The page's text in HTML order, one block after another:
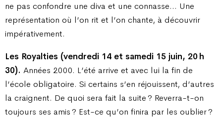
ne pas confondre une diva et une connasse… Une
représentation où l’on rit et l’on chante, à découvrir
impérativement.
Les Royalties (vendredi 14 et samedi 15 juin, 20 h
30). Années 2000. L’été arrive et avec lui la fin de
l’école obligatoire. Si certains s’en réjouissent, d’autres
la craignent. De quoi sera fait la suite ? Reverra-t-on
toujours ses amis ? Est-ce qu’on finira par les oublier ?